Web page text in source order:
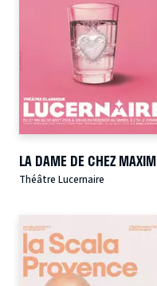
LA DAME DE CHEZ MAXIM
Théâtre Lucernaire